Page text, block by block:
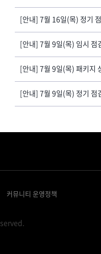
[안내] 7월 16일(목) 정기
[안내] 7월 9일(목) 임시 점
[안내] 7월 9일(목) 패키지
[안내] 7월 9일(목) 정기 점
커뮤니티 운영정책